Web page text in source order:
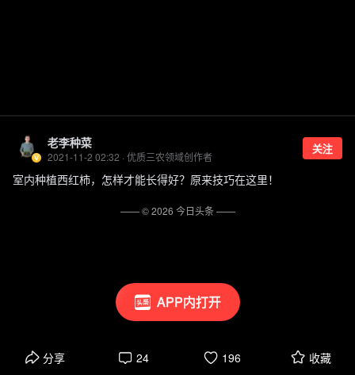
APP内打开
老李种菜
2021-11-2 02:32 · 优质三农领域创作者
关注
室内种植西红柿，怎样才能长得好？原来技巧在这里！
分享 24 196 收藏
—— ©2026 今日头条——